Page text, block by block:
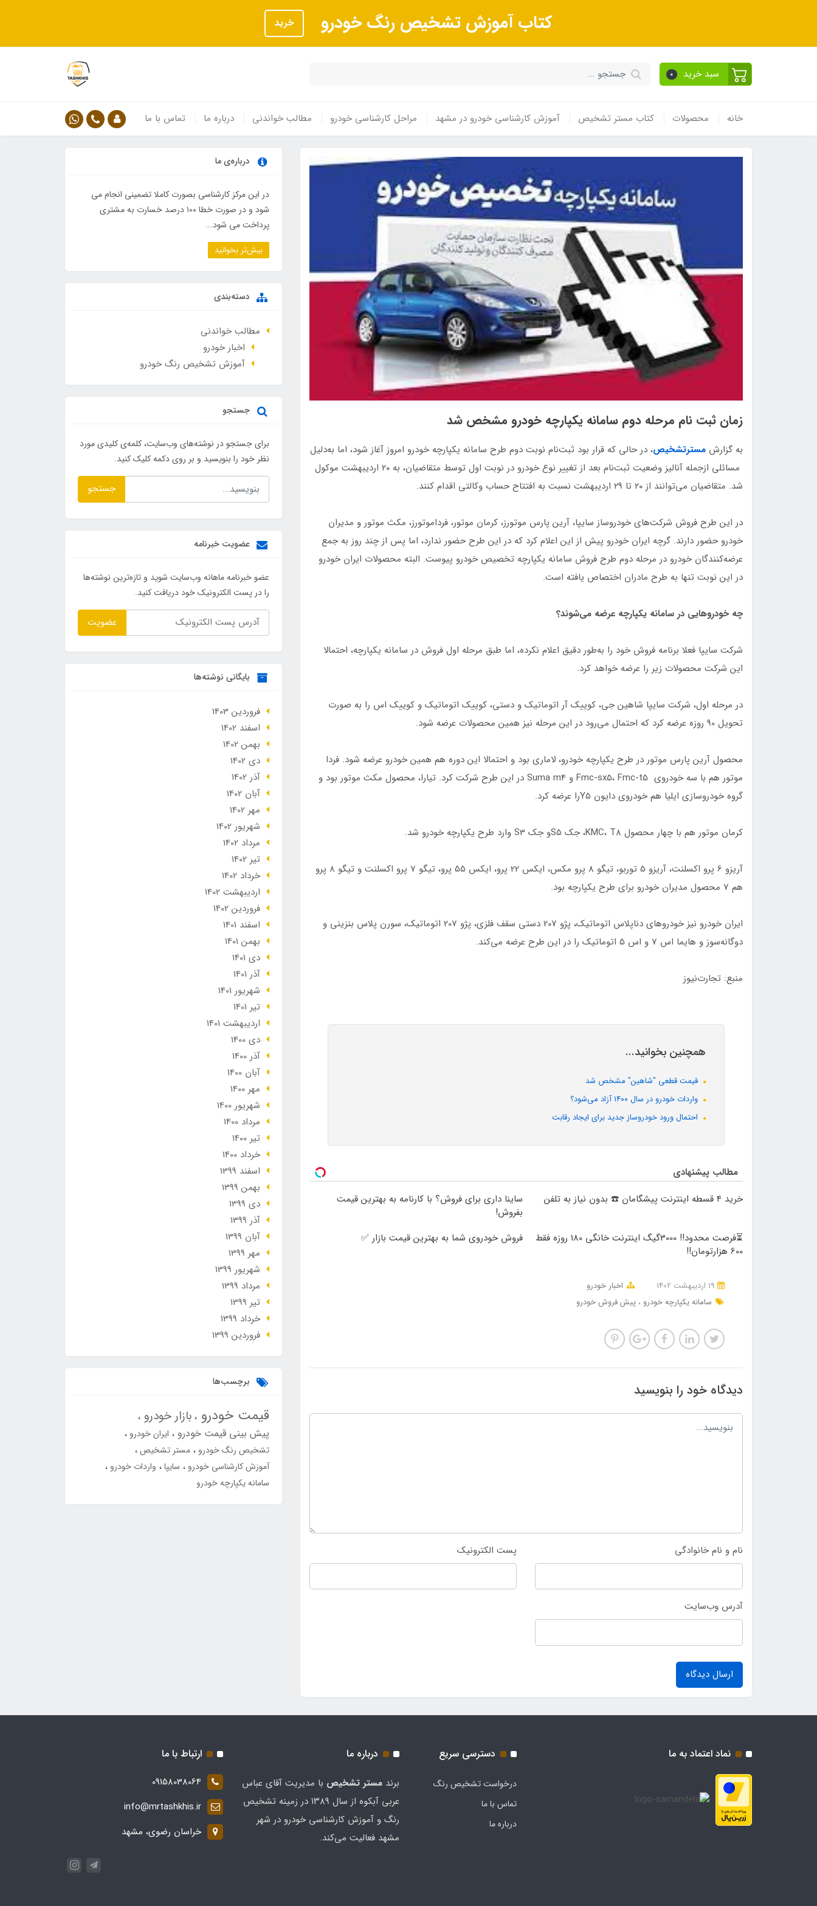
کتاب آموزش تشخیص رنگ خودرو خرید
سبد خرید 0
خانه محصولات کتاب مستر تشخیص آموزش کارشناسی خودرو در مشهد مراحل کارشناسی خودرو مطالب خواندنی درباره ما تماس با ما
زمان ثبت نام مرحله دوم سامانه یکپارچه خودرو مشخص شد
به گزارش مسترتشخیص، در حالی‌ که قرار بود ثبت‌نام نوبت دوم طرح سامانه یکپارچه خودرو امروز آغاز شود، اما به‌دلیل
مسائلی ازجمله آنالیز وضعیت ثبت‌نام بعد از تغییر نوع خودرو در نوبت اول توسط متقاضیان، به ۲۰ اردیبهشت موکول
شد. متقاضیان می‌توانند از ۲۰ تا ۲۹ اردیبهشت نسبت به افتتاح حساب وکالتی اقدام کنند.
در این طرح فروش شرکت‌های خودروساز سایپا، آرین پارس موتورز، کرمان موتور، فرداموتورز، مکث موتور و مدیران
خودرو حضور دارند. گرچه ایران خودرو پیش از این اعلام کرد که در این طرح حضور ندارد، اما پس از چند روز به جمع
عرضه‌کنندگان خودرو در مرحله دوم طرح فروش سامانه یکپارچه تخصیص خودرو پیوست. البته محصولات ایران خودرو
در این نوبت تنها به طرح مادران اختصاص یافته است.
چه خودروهایی در سامانه یکپارچه عرضه می‌شوند؟
شرکت سایپا فعلا برنامه فروش خود را به‌طور دقیق اعلام نکرده، اما طبق مرحله اول فروش در سامانه یکپارچه، احتمالا
این شرکت محصولات زیر را عرضه خواهد کرد.
در مرحله اول، شرکت سایپا شاهین جی، کوییک آر اتوماتیک و دستی، کوییک اتوماتیک و کوییک اس را به صورت
تحویل 90 روزه عرضه کرد که احتمال می‌رود در این مرحله نیز همین محصولات عرضه شود.
محصول آرین پارس موتور در طرح یکپارچه خودرو، لاماری بود و احتمالا این دوره هم همین خودرو عرضه شود. فردا
موتور هم با سه خودروی Fmc-sx5، Fmc-t5 و Suma m4 در این طرح شرکت کرد. تیارا، محصول مکث موتور بود و
گروه خودروسازی ایلیا هم خودروی دایون Y5را عرضه کرد.
کرمان موتور هم با چهار محصول KMC، T8، جک S5و جک S3 وارد طرح یکپارچه خودرو شد.
آریزو 6 پرو اکسلنت، آریزو 5 توربو، تیگو 8 پرو مکس، ایکس 22 پرو، ایکس 55 پرو، تیگو 7 پرو اکسلنت و تیگو 8 پرو
هم 7 محصول مدیران خودرو برای طرح یکپارچه بود.
ایران خودرو نیز خودروهای دناپلاس اتوماتیک، پژو 207 دستی سقف فلزی، پژو 207 اتوماتیک، سورن پلاس بنزینی و
دوگانه‌سوز و هایما اس 7 و اس 5 اتوماتیک را در این طرح عرضه می‌کند.
منبع: تجارت‌نیوز
همچنین بخوانید...
قیمت قطعی "شاهین" مشخص شد
واردات خودرو در سال ۱۴۰۰ آزاد می‌شود؟
احتمال ورود خودروساز جدید برای ایجاد رقابت
مطالب پیشنهادی
خرید 4 قسطه اینترنت پیشگامان ☎️ بدون نیاز به تلفن
ساینا داری برای فروش؟ با کارنامه به بهترین قیمت
بفروش!
⏳فرصت محدود!! 3000گیگ اینترنت خانگی 180 روزه فقط
600 هزارتومان!!
فروش خودروی شما به بهترین قیمت بازار ✅
اخبار خودرو
سامانه یکپارچه خودرو
پیش فروش خودرو
دیدگاه خود را بنویسید
نام و نام خانوادگی پست الکترونیک
آدرس وب‌سایت
ارسال دیدگاه
درباره‌ی ما
در این مرکز کارشناسی بصورت کاملا تضمینی انجام می
شود و در صورت خطا ۱۰۰ درصد خسارت به مشتری
پرداخت می شود...
بیش‌تر بخوانید
دسته‌بندی
مطالب خواندنی
اخبار خودرو
آموزش تشخیص رنگ خودرو
جستجو
برای جستجو در نوشته‌های وب‌سایت، کلمه‌ی کلیدی مورد
نظر خود را بنویسید و بر روی دکمه کلیک کنید.
جستجو
عضویت خبرنامه
عضو خبرنامه ماهانه وب‌سایت شوید و تازه‌ترین نوشته‌ها
را در پست الکترونیک خود دریافت کنید.
عضویت
بایگانی نوشته‌ها
فروردین 1403
اسفند 1402
بهمن 1402
دی 1402
آذر 1402
آبان 1402
مهر 1402
شهریور 1402
مرداد 1402
تير 1402
خرداد 1402
ارديبهشت 1402
فروردین 1402
اسفند 1401
بهمن 1401
دی 1401
آذر 1401
شهریور 1401
تير 1401
ارديبهشت 1401
دی 1400
آذر 1400
آبان 1400
مهر 1400
شهریور 1400
مرداد 1400
تير 1400
خرداد 1400
اسفند 1399
بهمن 1399
دی 1399
آذر 1399
آبان 1399
مهر 1399
شهریور 1399
مرداد 1399
تير 1399
خرداد 1399
فروردین 1399
برچسب‌ها
قیمت خودرو بازار خودرو
پیش بینی قیمت خودرو ایران خودرو
تشخیص رنگ خودرو مستر تشخیص
آموزش کارشناسی خودرو سایپا واردات خودرو
سامانه یکپارچه خودرو
نماد اعتماد به ما دسترسی سریع
درخواست تشخیص رنگ
تماس با ما
درباره ما
درباره ما
برند مستر تشخيص با مدیریت آقای عباس
عربی آبکوه از سال ۱۳۸۹ در زمینه تشخیص
رنگ و آموزش کارشناسی خودرو در شهر
مشهد فعالیت می‌کند.
ارتباط با ما
09158038064
info@mrtashkhis.ir
خراسان رضوی، مشهد